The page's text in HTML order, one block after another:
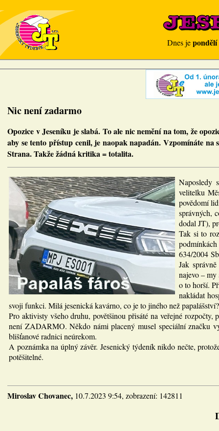
Dnes jepondělí
Nic není zadarmo
Opozice v Jeseníku je slabá. To ale nic nemění na tom, že
aby se tento přístup cenil, je naopak napadán. Vzpomínáte
Strana. Takže žádná kritika = totalita.
Naposledy
velitelku
povědomí
správných,
dodal JT),
Tak si to
634/2004
Jak
najevo –
o to horší.
nakládat
svoji funkci. Milá jesenická kavárno, co je to jiného než papalášství?
Pro aktivisty všeho druhu, povětšinou přisáté na veřejné rozpočty,
není ZADARMO. Někdo námi placený musel speciální značku
blišťanové radnici neúrekom.
A poznámka na úplný závěr. Jesenický týdeník nikdo nečte,
potěšitelné.
Miroslav Chovanec, 10.7.2023 9:54, zobrazení: 142811